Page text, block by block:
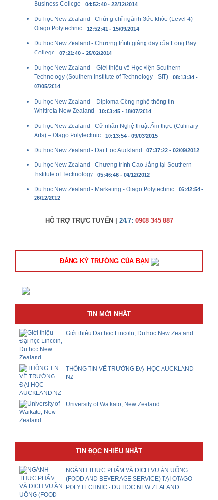
Business College 04:52:40 - 22/12/2014
Du học New Zealand - Chứng chỉ ngành Sức khỏe (Level 4) –
Otago Polytechnic 12:52:41 - 15/09/2014
Du học New Zealand - Chương trình giảng dạy của Long Bay
College 07:21:40 - 25/02/2014
Du học New Zealand – Giới thiệu về Học viện Southern
Technology (Southern Institute of Technology - SIT) 08:13:34 -
07/05/2014
Du học New Zealand – Diploma Công nghệ thông tin –
Whitireia New Zealand 10:03:45 - 18/07/2014
Du học New Zealand - Cử nhân Nghệ thuật Ẩm thực (Culinary
Arts) – Otago Polytechnic 10:13:54 - 09/03/2015
Du học New Zealand - Đại Học Auckland 07:37:22 - 02/09/2012
Du học New Zealand - Chương trình Cao đẳng tại Southern
Institute of Technology 05:46:46 - 04/12/2012
Du học New Zealand - Marketing - Otago Polytechnic 06:42:54 -
26/12/2012
HỖ TRỢ TRỰC TUYẾN | 24/7: 0908 345 887
ĐĂNG KÝ TRƯỜNG CỦA BẠN
TIN MỚI NHẤT
Giới thiệu Đại học Lincoln, Du học New Zealand
THÔNG TIN VỀ TRƯỜNG ĐẠI HỌC AUCKLAND
NZ
University of Waikato, New Zealand
TIN ĐỌC NHIỀU NHẤT
NGÀNH THỰC PHẨM VÀ DỊCH VỤ ĂN UỐNG
(FOOD AND BEVERAGE SERVICE) TẠI OTAGO
POLYTECHNIC - DU HỌC NEW ZEALAND